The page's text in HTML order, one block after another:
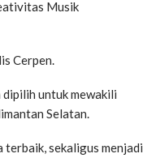
Musik
Cerpen.
dipilih untuk mewakili
Selatan.
sekaligus menjadi